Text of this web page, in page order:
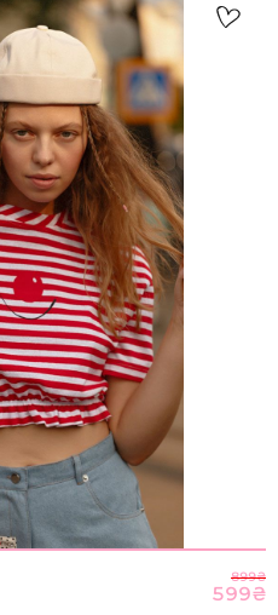
899₴
599₴